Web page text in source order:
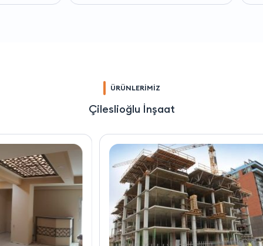
ÜRÜNLERİMİZ
Çileslioğlu İnşaat